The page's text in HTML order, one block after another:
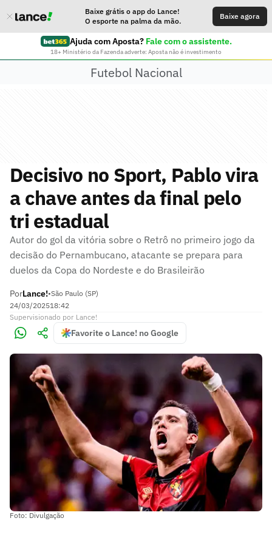
Baixe grátis o app do Lance!
O esporte na palma da mão.
Baixe agora
Ajuda com Aposta? Fale com o assistente.
18+ Ministério da Fazenda adverte: Aposta não é investimento
Futebol Nacional
Decisivo no Sport, Pablo vira
a chave antes da final pelo
tri estadual
Autor do gol da vitória sobre o Retrô no primeiro jogo da
decisão do Pernambucano, atacante se prepara para
duelos da Copa do Nordeste e do Brasileirão
PorLance!•São Paulo (SP)
24/03/202518:42
Supervisionado por Lance!
Favorite o Lance! no Google
Foto: Divulgação